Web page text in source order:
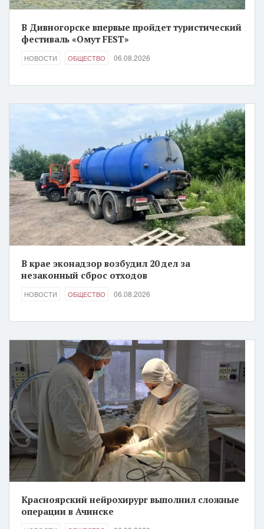
В Дивногорске впервые пройдет туристический
фестиваль «Омут FEST»
НОВОСТИ ОБЩЕСТВО 06.08.2026
В крае эконадзор возбудил 20 дел за
незаконный сброс отходов
НОВОСТИ ОБЩЕСТВО 06.08.2026
Красноярский нейрохирург выполнил сложные
операции в Ачинске